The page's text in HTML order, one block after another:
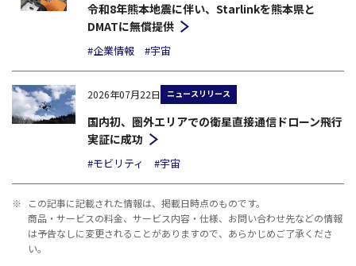
令和8年熊本地震に伴い、Starlinkを熊本県と
DMATに無償提供
#企業情報 #宇宙
2026年07月22日 ニュースリリース
国内初、圏外エリアでの衛星直接通信ドローン飛行
実証に成功
#モビリティ #宇宙
※
この記事に記載された情報は、掲載日時点のものです。
商品・サービスの料金、サービス内容・仕様、お問い合わせ先などの情報
は予告なしに変更されることがありますので、あらかじめご了承くださ
い。